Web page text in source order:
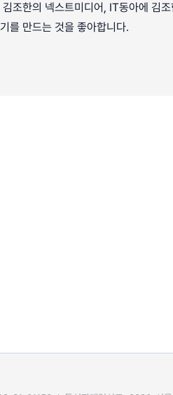
조한의 넥스트미디어, IT동아에 김조
를 만드는 것을 좋아합니다.